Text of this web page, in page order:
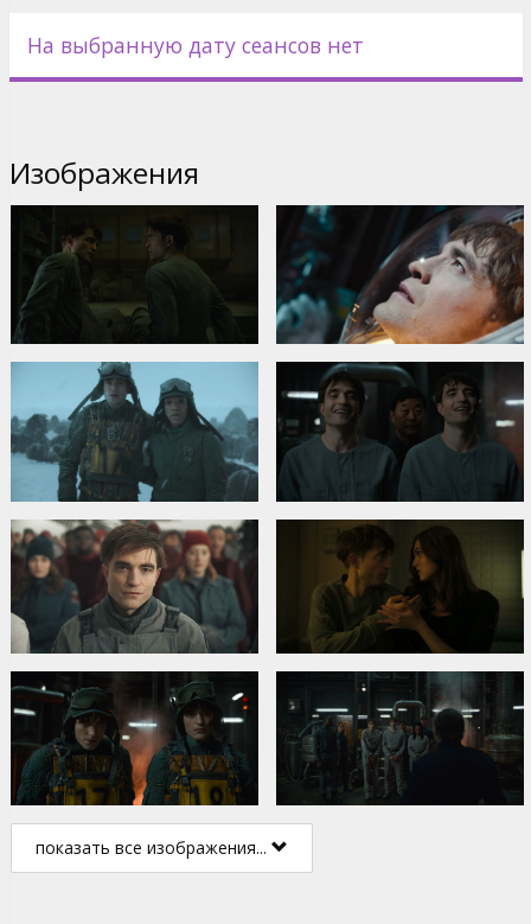
На выбранную дату сеансов нет
Изображения
показать все изображения...